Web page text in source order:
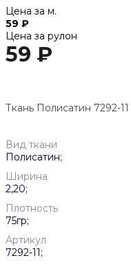
Цена за м.
59 ₽
Цена за рулон
59 ₽
Ткань Полисатин 7292-11
Вид ткани
Полисатин;
Ширина
2,20;
Плотность
75гр;
Артикул
7292-11;